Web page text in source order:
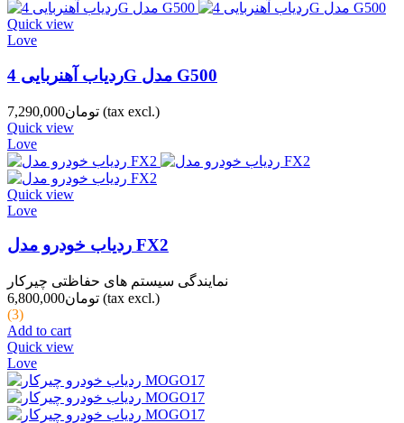
Quick view
Love
ردیاب آهنربایی 4G مدل G500
تومان7,290,000 (tax excl.)
Quick view
Love
Quick view
Love
ردیاب خودرو مدل FX2
نمایندگی سیستم های حفاظتی چیرکار
تومان6,800,000 (tax excl.)
(3)
Add to cart
Quick view
Love